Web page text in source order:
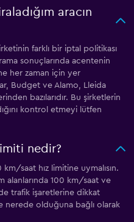
aracın
farklı bir iptal politikası
sonuçlarında acentenin
her zaman için yer
Budget ve Alamo, Lleida
bazılarıdır. Bu şirketlerin
kontrol etmeyi lütfen
nedir?
saat hız limitine uymalısın.
alanlarında 100 km/saat ve
trafik işaretlerine dikkat
nerede olduğuna bağlı olarak